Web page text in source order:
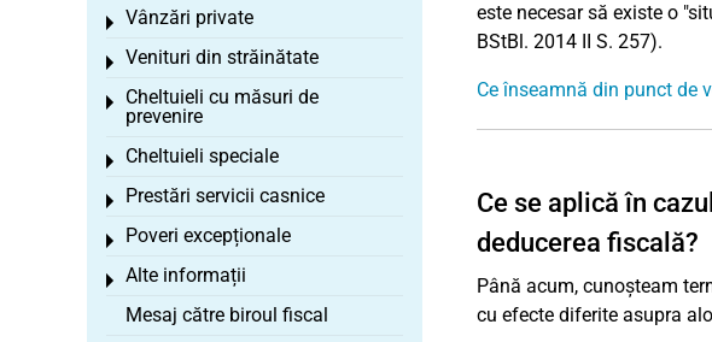
este necesar să existe o
BStBl. 2014 II S. 257).
Ce înseamnă din punct de
Ce se aplică în
deducerea fiscală?
Până acum, cunoșteam
cu efecte diferite asupra
Vânzări private
Toggle menu
Venituri din străinătate
Toggle menu
Cheltuieli cu măsuri de
prevenire
Toggle menu
Cheltuieli speciale
Toggle menu
Prestări servicii casnice
Toggle menu
Poveri excepționale
Toggle menu
Alte informații
Toggle menu
Mesaj către biroul fiscal